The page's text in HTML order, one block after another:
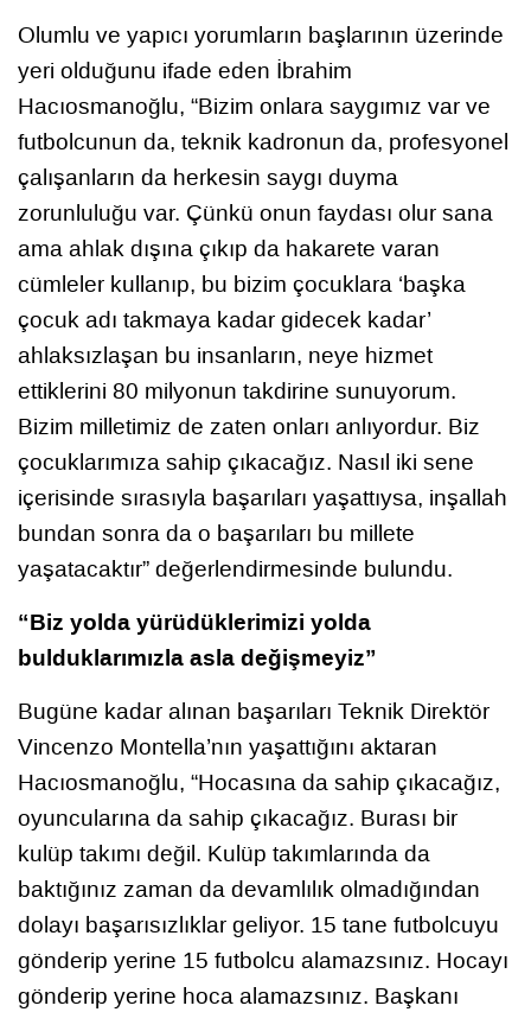
Olumlu ve yapıcı yorumların başlarının üzerinde
yeri olduğunu ifade eden İbrahim
Hacıosmanoğlu, “Bizim onlara saygımız var ve
futbolcunun da, teknik kadronun da, profesyonel
çalışanların da herkesin saygı duyma
zorunluluğu var. Çünkü onun faydası olur sana
ama ahlak dışına çıkıp da hakarete varan
cümleler kullanıp, bu bizim çocuklara ‘başka
çocuk adı takmaya kadar gidecek kadar’
ahlaksızlaşan bu insanların, neye hizmet
ettiklerini 80 milyonun takdirine sunuyorum.
Bizim milletimiz de zaten onları anlıyordur. Biz
çocuklarımıza sahip çıkacağız. Nasıl iki sene
içerisinde sırasıyla başarıları yaşattıysa, inşallah
bundan sonra da o başarıları bu millete
yaşatacaktır” değerlendirmesinde bulundu.
“Biz yolda yürüdüklerimizi yolda
bulduklarımızla asla değişmeyiz”
Bugüne kadar alınan başarıları Teknik Direktör
Vincenzo Montella’nın yaşattığını aktaran
Hacıosmanoğlu, “Hocasına da sahip çıkacağız,
oyuncularına da sahip çıkacağız. Burası bir
kulüp takımı değil. Kulüp takımlarında da
baktığınız zaman da devamlılık olmadığından
dolayı başarısızlıklar geliyor. 15 tane futbolcuyu
gönderip yerine 15 futbolcu alamazsınız. Hocayı
gönderip yerine hoca alamazsınız. Başkanı